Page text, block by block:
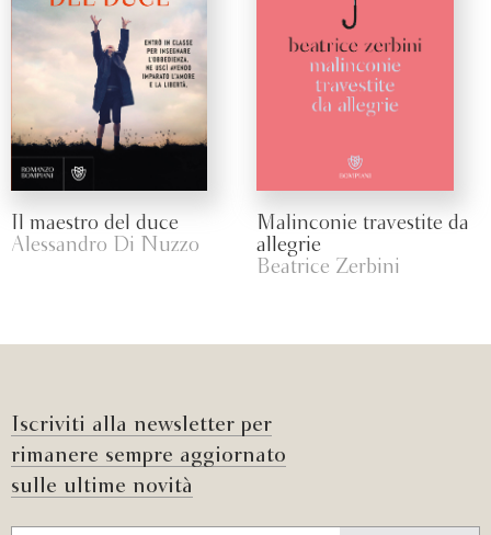
Il maestro del duce
Alessandro Di Nuzzo
Malinconie travestite da
allegrie
Beatrice Zerbini
Iscriviti alla newsletter per
rimanere sempre aggiornato
sulle ultime novità